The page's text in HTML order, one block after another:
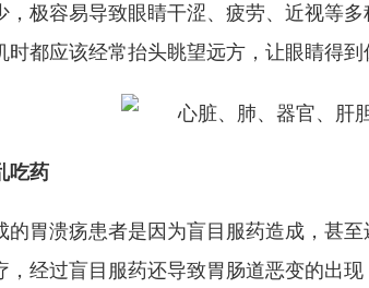
，极容易导致眼睛干涩、疲劳、近视等
时都应该经常抬头眺望远方，让眼睛得到
吃药
的胃溃疡患者是因为盲目服药造成，甚
，经过盲目服药还导致胃肠道恶变的出